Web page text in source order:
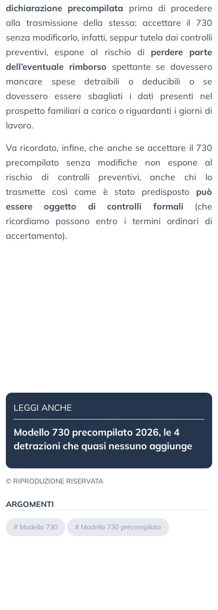
dichiarazione precompilata prima di procedere
alla trasmissione della stessa: accettare il 730
senza modificarlo, infatti, seppur tutela dai controlli
preventivi, espone al rischio di perdere parte
dell’eventuale rimborso spettante se dovessero
mancare spese detraibili o deducibili o se
dovessero essere sbagliati i dati presenti nel
prospetto familiari a carico o riguardanti i giorni di
lavoro.
Va ricordato, infine, che anche se accettare il 730
precompilato senza modifiche non espone al
rischio di controlli preventivi, anche chi lo
trasmette così come è stato predisposto può
essere oggetto di controlli formali (che
ricordiamo possono entro i termini ordinari di
accertamento).
LEGGI ANCHE
Modello 730 precompilato 2026, le 4
detrazioni che quasi nessuno aggiunge
© RIPRODUZIONE RISERVATA
ARGOMENTI
# Modello 730 # Modello 730 precompilato